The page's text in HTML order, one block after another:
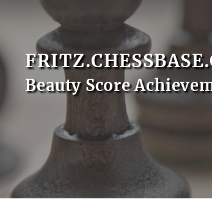
Beauty Score